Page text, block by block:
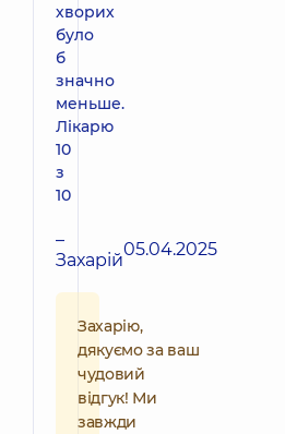
хворих
було
б
значно
меньше.
Лікарю
10
з
10
–
Захарій05.04.2025
Захарію,
дякуємо за ваш
чудовий
відгук! Ми
завжди